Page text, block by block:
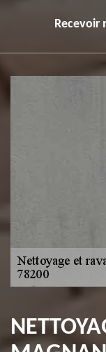
Recevoir